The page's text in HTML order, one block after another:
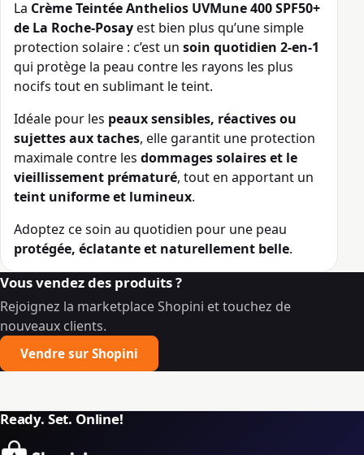
La Crème Teintée Anthelios UVMune 400 SPF50+
de La Roche-Posayest bien plus qu’une simple
protection solaire : c’est un soin quotidien 2-en-1
qui protège la peau contre les rayons les plus
nocifs tout en sublimant le teint.
Idéale pour les peaux sensibles, réactives ou
sujettes aux taches, elle garantit une protection
maximale contre les dommages solaires et le
vieillissement prématuré, tout en apportant un
teint uniforme et lumineux.
Adoptez ce soin au quotidien pour une peau
protégée, éclatante et naturellement belle.
Vous vendez des produits ?
Rejoignez la marketplace Shopini et touchez de
nouveaux clients.
Vendre sur Shopini
Ready. Set. Online!